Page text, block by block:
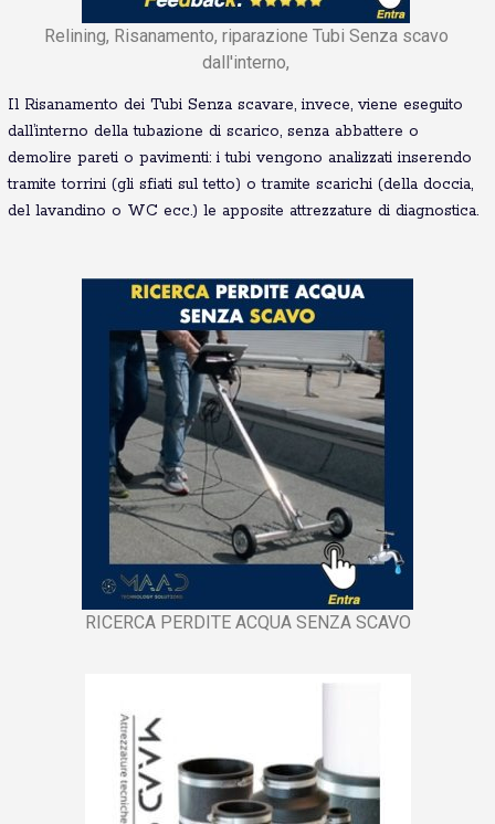
Relining, Risanamento, riparazione Tubi Senza scavo
dall'interno,
Il Risanamento dei Tubi Senza scavare, invece, viene eseguito
dall’interno della tubazione di scarico, senza abbattere o
demolire pareti o pavimenti: i tubi vengono analizzati inserendo
tramite torrini (gli sfiati sul tetto) o tramite scarichi (della doccia,
del lavandino o WC ecc.) le apposite attrezzature di diagnostica.
RICERCA PERDITE ACQUA SENZA SCAVO